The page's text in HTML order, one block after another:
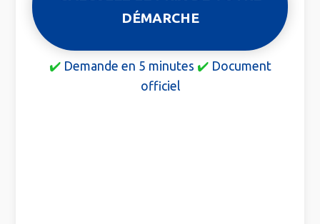
DÉMARCHE
✔️Demande en 5 minutes ✔️Document
officiel